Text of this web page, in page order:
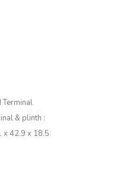
Terminal
& plinth :
x 42.9 x 18.5